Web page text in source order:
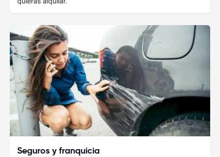
Seguros y franquicia